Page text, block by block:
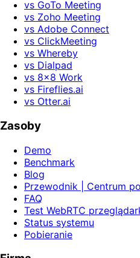
vs GoTo Meeting
vs Zoho Meeting
vs Adobe Connect
vs ClickMeeting
vs Whereby
vs Dialpad
vs 8x8 Work
vs Fireflies.ai
vs Otter.ai
Zasoby
Demo
Benchmark
Blog
Przewodnik | Centrum
FAQ
Test WebRTC
Status systemu
Pobieranie